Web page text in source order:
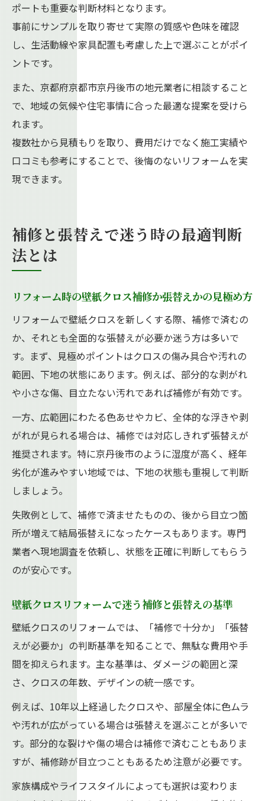
ポートも重要な判断材料となります。
事前にサンプルを取り寄せて実際の質感や色味を確認
し、生活動線や家具配置も考慮した上で選ぶことがポイ
ントです。
また、京都府京都市京丹後市の地元業者に相談すること
で、地域の気候や住宅事情に合った最適な提案を受けら
れます。
複数社から見積もりを取り、費用だけでなく施工実績や
口コミも参考にすることで、後悔のないリフォームを実
現できます。
補修と張替えで迷う時の最適判断
法とは
リフォーム時の壁紙クロス補修か張替えかの見極め方
リフォームで壁紙クロスを新しくする際、補修で済むの
か、それとも全面的な張替えが必要か迷う方は多いで
す。まず、見極めポイントはクロスの傷み具合や汚れの
範囲、下地の状態にあります。例えば、部分的な剥がれ
や小さな傷、目立たない汚れであれば補修が有効です。
一方、広範囲にわたる色あせやカビ、全体的な浮きや剥
がれが見られる場合は、補修では対応しきれず張替えが
推奨されます。特に京丹後市のように湿度が高く、経年
劣化が進みやすい地域では、下地の状態も重視して判断
しましょう。
失敗例として、補修で済ませたものの、後から目立つ箇
所が増えて結局張替えになったケースもあります。専門
業者へ現地調査を依頼し、状態を正確に判断してもらう
のが安心です。
壁紙クロスリフォームで迷う補修と張替えの基準
壁紙クロスのリフォームでは、「補修で十分か」「張替
えが必要か」の判断基準を知ることで、無駄な費用や手
間を抑えられます。主な基準は、ダメージの範囲と深
さ、クロスの年数、デザインの統一感です。
例えば、10年以上経過したクロスや、部屋全体に色ムラ
や汚れが広がっている場合は張替えを選ぶことが多いで
す。部分的な裂けや傷の場合は補修で済むこともありま
すが、補修跡が目立つこともあるため注意が必要です。
家族構成やライフスタイルによっても選択は変わりま